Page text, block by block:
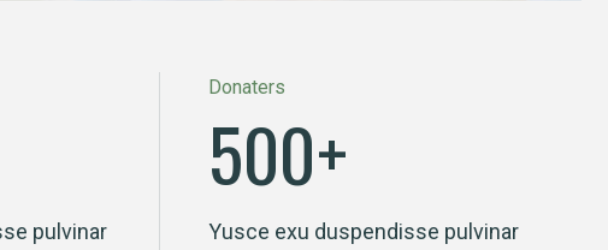
pulvinar
Donaters
500+
Yusce exu duspendisse pulvinar